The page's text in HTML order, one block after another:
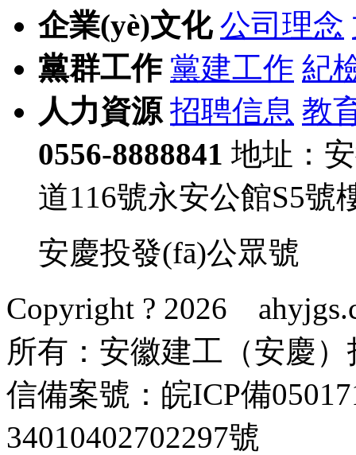
企業(yè)文化 公司理念
黨群工作 黨建工作 紀
人力資源 招聘信息 教
0556-8888841 地址：
道116號永安公館S5號
安慶投發(fā)公眾號
Copyright ? 2026
所有：安徽建工（安慶
信備案號： 皖ICP備
34010402702297號